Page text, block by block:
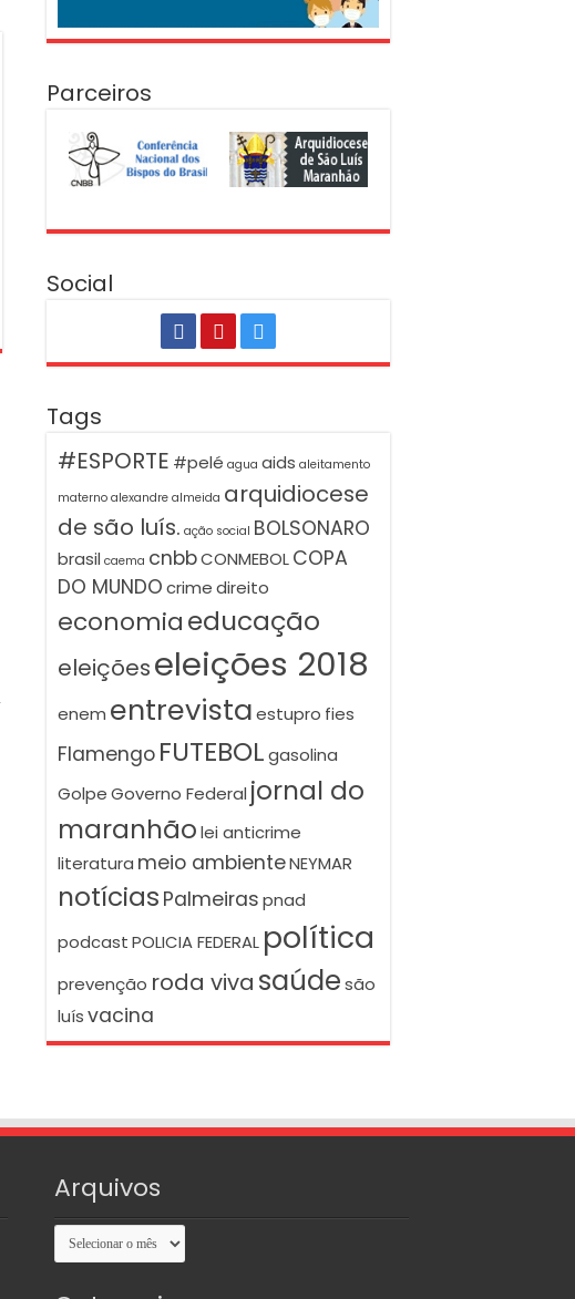
Parceiros
Social
Tags
#ESPORTE #pelé agua aids aleitamento
materno alexandre almeida arquidiocese
de são luís. ação social BOLSONARO
brasil caema cnbbCONMEBOLCOPA
DO MUNDOcrimedireito
economiaeducação
eleiçõeseleições 2018
enem entrevistaestupro fies
Flamengo FUTEBOLgasolina
GolpeGoverno Federal jornal do
maranhãolei anticrime
literatura meio ambienteNEYMAR
notícias Palmeiraspnad
podcastPOLICIA FEDERAL política
prevenção roda viva saúdesão
luísvacina
Arquivos
Arquivos